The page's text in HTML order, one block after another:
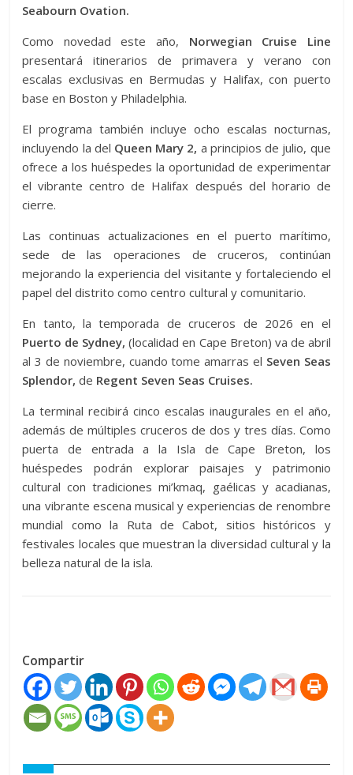
Seabourn Ovation.
Como novedad este año, Norwegian Cruise Line
presentará itinerarios de primavera y verano con
escalas exclusivas en Bermudas y Halifax, con puerto
base en Boston y Philadelphia.
El programa también incluye ocho escalas nocturnas,
incluyendo la del Queen Mary 2, a principios de julio, que
ofrece a los huéspedes la oportunidad de experimentar
el vibrante centro de Halifax después del horario de
cierre.
Las continuas actualizaciones en el puerto marítimo,
sede de las operaciones de cruceros, continúan
mejorando la experiencia del visitante y fortaleciendo el
papel del distrito como centro cultural y comunitario.
En tanto, la temporada de cruceros de 2026 en el
Puerto de Sydney, (localidad en Cape Breton) va de abril
al 3 de noviembre, cuando tome amarras el Seven Seas
Splendor, de Regent Seven Seas Cruises.
La terminal recibirá cinco escalas inaugurales en el año,
además de múltiples cruceros de dos y tres días. Como
puerta de entrada a la Isla de Cape Breton, los
huéspedes podrán explorar paisajes y patrimonio
cultural con tradiciones mi’kmaq, gaélicas y acadianas,
una vibrante escena musical y experiencias de renombre
mundial como la Ruta de Cabot, sitios históricos y
festivales locales que muestran la diversidad cultural y la
belleza natural de la isla.
Compartir